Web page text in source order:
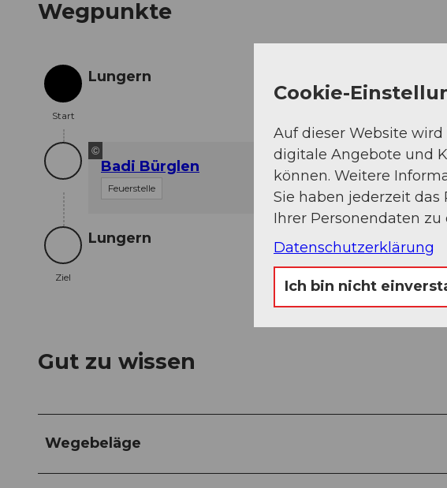
Wegpunkte
Start
Start
Lungern
©
Badi Bürglen
Feuerstelle
Ziel
Ziel
Lungern
Gut zu wissen
Wegebeläge
Cookie-
Auf dieser Website
digitale Angebote und
können. Weitere
Sie haben jederzeit
Ihrer Personendaten zu
Datenschutzerklärung
Ich bin nicht